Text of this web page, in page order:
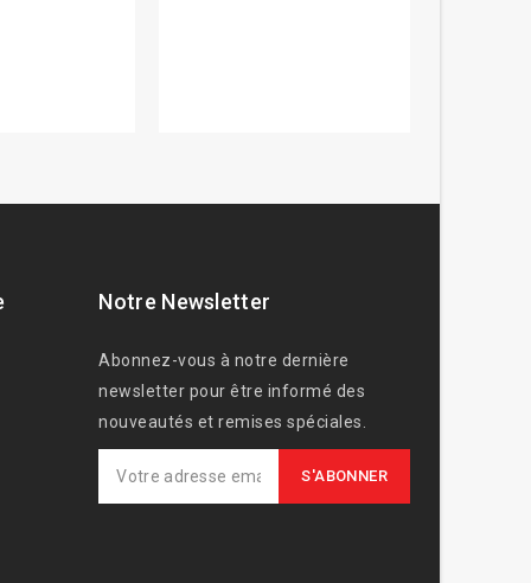
Notre Newsletter
Abonnez-vous à notre dernière
newsletter pour être informé des
nouveautés et remises spéciales.